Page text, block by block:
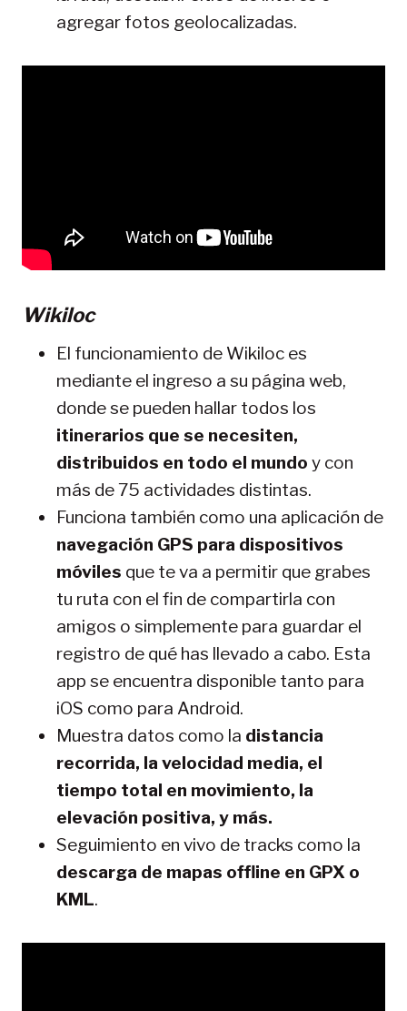
agregar fotos geolocalizadas.
Wikiloc
El funcionamiento de Wikiloc es
mediante el ingreso a su página web,
donde se pueden hallar todos los
itinerarios que se necesiten,
distribuidos en todo el mundo y con
más de 75 actividades distintas.
Funciona también como una aplicación de
navegación GPS para dispositivos
móviles que te va a permitir que grabes
tu ruta con el fin de compartirla con
amigos o simplemente para guardar el
registro de qué has llevado a cabo. Esta
app se encuentra disponible tanto para
iOS como para Android.
Muestra datos como la distancia
recorrida, la velocidad media, el
tiempo total en movimiento, la
elevación positiva, y más.
Seguimiento en vivo de tracks como la
descarga de mapas offline en GPX o
KML.